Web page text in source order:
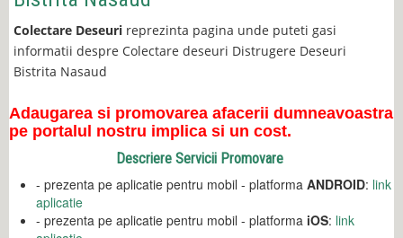
Colectare Deseuri reprezinta pagina unde puteti gasi
informatii despre Colectare deseuri Distrugere Deseuri
Bistrita Nasaud
Adaugarea si promovarea afacerii dumneavoastra
pe portalul nostru implica si un cost.
Descriere Servicii Promovare
- prezenta pe aplicatie pentru mobil - platforma ANDROID: link
aplicatie
- prezenta pe aplicatie pentru mobil - platforma iOS: link